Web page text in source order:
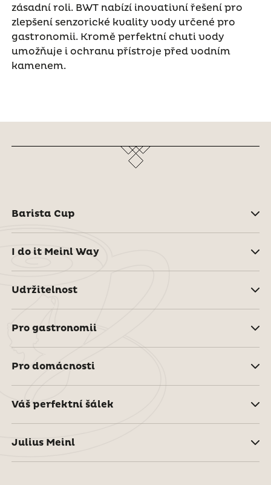
zásadní roli. BWT nabízí inovativní řešení pro
zlepšení senzorické kvality vody určené pro
gastronomii. Kromě perfektní chuti vody
umožňuje i ochranu přístroje před vodním
kamenem.
Barista Cup
I do it Meinl Way
Udržitelnost
Pro gastronomii
Pro domácnosti
Váš perfektní šálek
Julius Meinl